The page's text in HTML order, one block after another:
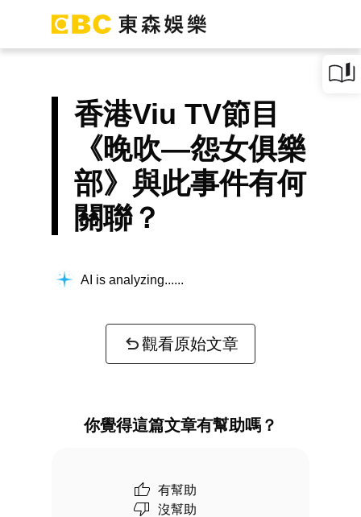
香港Viu TV節目
《晚吹—怨女俱樂
部》與此事件有何
關聯？
AI is analyzing...
觀看原始文章
你覺得這篇文章有幫助嗎？
有幫助
沒幫助